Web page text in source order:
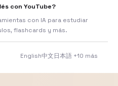
con YouTube?
con IA para estudiar
flashcards y más.
English中文 日本語 +10 más